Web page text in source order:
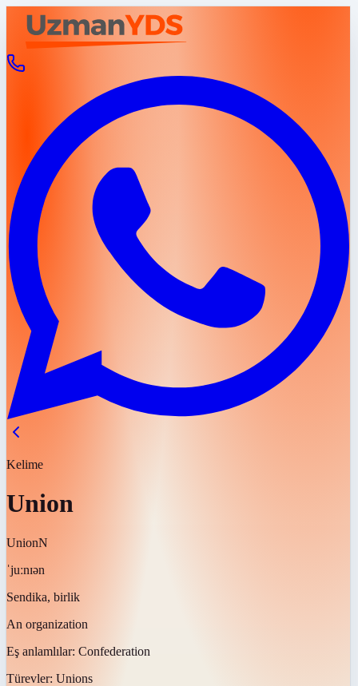
Kelime
Union
UnionN
ˈjuːnɪən
Sendika, birlik
An organization
Eş anlamlılar: Confederation
Türevler: Unions